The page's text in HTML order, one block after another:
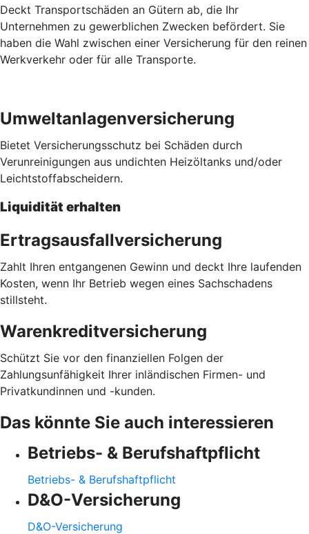
Deckt Transportschäden an Gütern ab, die Ihr
Unternehmen zu gewerblichen Zwecken befördert. Sie
haben die Wahl zwischen einer Versicherung für den reinen
Werkverkehr oder für alle Transporte.
Umweltanlagenversicherung
Bietet Versicherungsschutz bei Schäden durch
Verunreinigungen aus undichten Heizöltanks und/oder
Leichtstoffabscheidern.
Liquidität erhalten
Ertragsausfallversicherung
Zahlt Ihren entgangenen Gewinn und deckt Ihre laufenden
Kosten, wenn Ihr Betrieb wegen eines Sachschadens
stillsteht.
Warenkreditversicherung
Schützt Sie vor den finanziellen Folgen der
Zahlungsunfähigkeit Ihrer inländischen Firmen- und
Privatkundinnen und -kunden.
Das könnte Sie auch interessieren
Betriebs- & Berufshaftpflicht
Betriebs- & Berufshaftpflicht
D&O-Versicherung
D&O-Versicherung